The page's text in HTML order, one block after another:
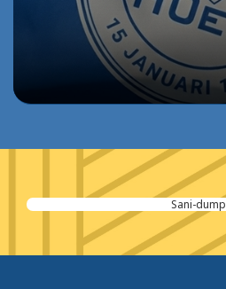
Sani-dump